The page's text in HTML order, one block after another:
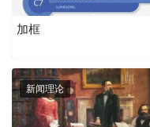
加框
新闻理论